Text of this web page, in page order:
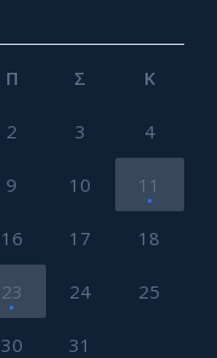
Π Σ Κ
2 3 4
9 10 11
16 17 18
23 24 25
30 31